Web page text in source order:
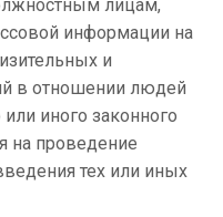
лицам,
информации на
и
в отношении людей
иного законного
на проведение
тех или иных